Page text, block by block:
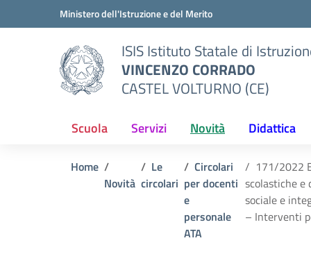
Vai ai contenuti
Vai al menu di navigazioneMinistero dell'Istruzione e del Merito
ISIS Istituto Statale di
VINCENZO CORRADO
CASTEL VOLTURNO (CE)
Scuola Servizi Novità Didattica
Home
Novità
Le
circolari
Circolari
per docenti
e
personale
ATA
171/2022
scolastiche e
sociale e
– Interventi